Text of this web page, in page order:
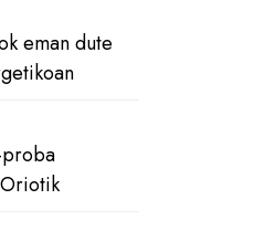
eman dute